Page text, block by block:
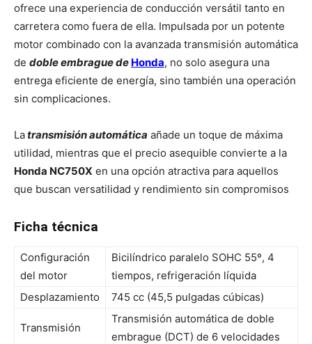
ofrece una experiencia de conducción versátil tanto en
carretera como fuera de ella. Impulsada por un potente
motor combinado con la avanzada transmisión automática
de doble embrague de Honda, no solo asegura una
entrega eficiente de energía, sino también una operación
sin complicaciones.
Latransmisión automática añade un toque de máxima
utilidad, mientras que el precio asequible convierte a la
Honda NC750X en una opción atractiva para aquellos
que buscan versatilidad y rendimiento sin compromisos
Ficha técnica
Configuración
del motor
Bicilíndrico paralelo SOHC 55º, 4
tiempos, refrigeración líquida
Desplazamiento
745 cc (45,5 pulgadas cúbicas)
Transmisión
Transmisión automática de doble
embrague (DCT) de 6 velocidades